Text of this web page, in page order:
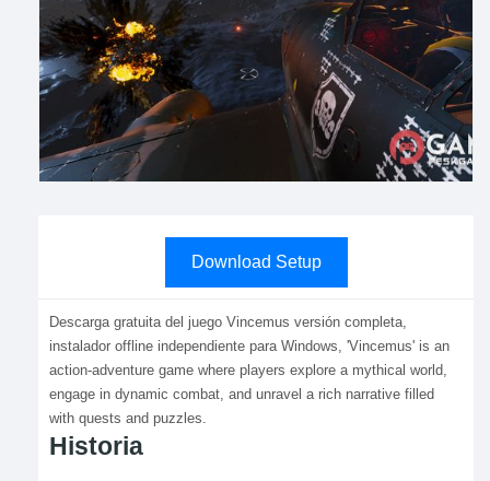
Download Setup
Descarga gratuita del juego Vincemus versión completa,
instalador offline independiente para Windows, 'Vincemus' is an
action-adventure game where players explore a mythical world,
engage in dynamic combat, and unravel a rich narrative filled
with quests and puzzles.
Historia